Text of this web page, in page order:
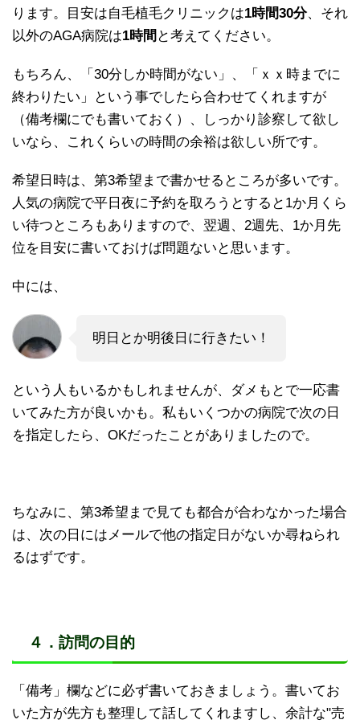
ります。目安は自毛植毛クリニックは1時間30分、それ
以外のAGA病院は1時間 と考えてください。
もちろん、「30分しか時間がない」、「ｘｘ時までに
終わりたい」という事でしたら合わせてくれますが
（備考欄にでも書いておく）、しっかり診察して欲し
いなら、これくらいの時間の余裕は欲しい所です。
希望日時は、第3希望まで書かせるところが多いです。
人気の病院で平日夜に予約を取ろうとすると1か月くら
い待つところもありますので、翌週、2週先、1か月先
位を目安に書いておけば問題ないと思います。
中には、
明日とか明後日に行きたい！
という人もいるかもしれませんが、ダメもとで一応書
いてみた方が良いかも。私もいくつかの病院で次の日
を指定したら、OKだったことがありましたので。
ちなみに、第3希望まで見ても都合が合わなかった場合
は、次の日にはメールで他の指定日がないか尋ねられ
るはずです。
４．訪問の目的
「備考」欄などに必ず書いておきましょう。書いてお
いた方が先方も整理して話してくれますし、余計な"売